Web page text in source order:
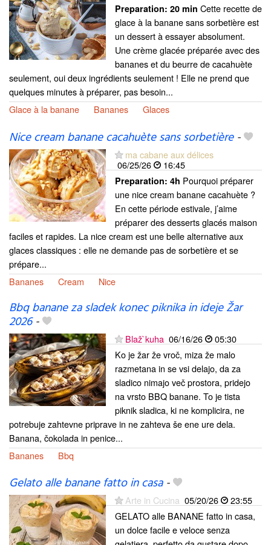
Preparation: 20 min Cette recette de
glace à la banane sans sorbetière est
un dessert à essayer absolument.
Une crème glacée préparée avec des
bananes et du beurre de cacahuète
seulement, oui deux ingrédients seulement ! Elle ne prend que
quelques minutes à préparer, pas besoin...
Glace à la banane
Bananes Glaces
Nice cream banane cacahuète sans sorbetière-
ma cabane aux délices
06/25/26
16:45
Preparation: 4h Pourquoi préparer
une nice cream banane cacahuète ?
En cette période estivale, j’aime
préparer des desserts glacés maison
faciles et rapides. La nice cream est une belle alternative aux
glaces classiques : elle ne demande pas de sorbetière et se
prépare...
Bananes
Cream Nice
Bbq banane za sladek konec piknika in ideje Žar
2026-
Blaž`kuha 06/16/26
05:30
Ko je žar že vroč, miza že malo
razmetana in se vsi delajo, da za
sladico nimajo več prostora, pridejo
na vrsto BBQ banane. To je tista
piknik sladica, ki ne komplicira, ne
potrebuje zahtevne priprave in ne zahteva še ene ure dela.
Banana, čokolada in penice...
Bananes
Bbq
Gelato alle banane fatto in casa-
Arte in Cucina 05/20/26
23:55
GELATO alle BANANE fatto in casa,
un dolce facile e veloce senza